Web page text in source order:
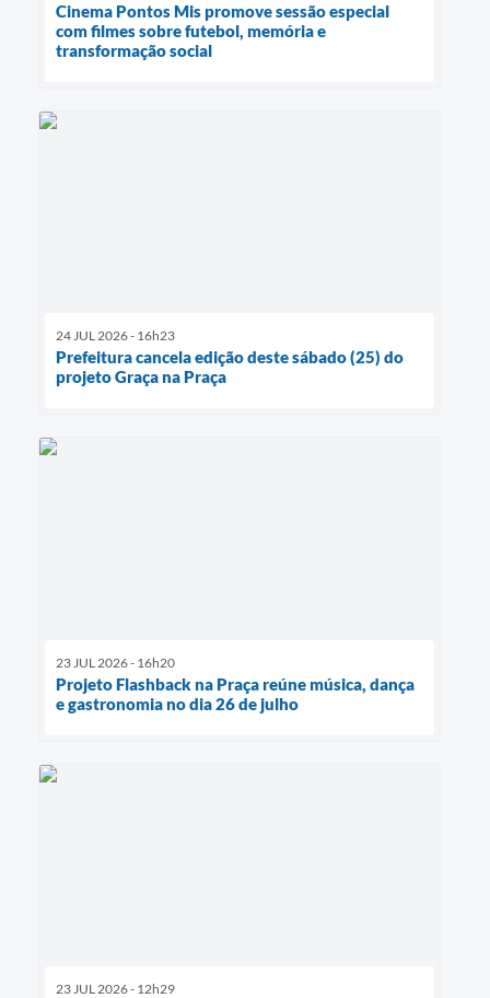
Cinema Pontos Mis promove sessão especial
com filmes sobre futebol, memória e
transformação social
24 JUL 2026 - 16h23
Prefeitura cancela edição deste sábado (25) do
projeto Graça na Praça
23 JUL 2026 - 16h20
Projeto Flashback na Praça reúne música, dança
e gastronomia no dia 26 de julho
23 JUL 2026 - 12h29